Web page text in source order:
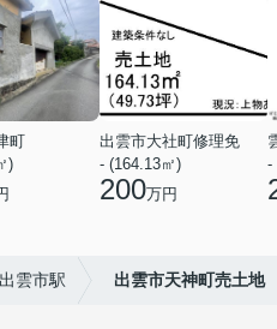
町
)
出雲市大社町修理免
- (164.13㎡)
200万円
-
出雲市駅 出雲市天神町売土地